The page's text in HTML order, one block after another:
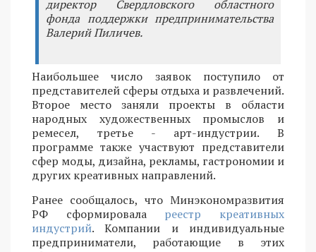
директор Свердловского областного
фонда поддержки предпринимательства
Валерий Пиличев.
Наибольшее число заявок поступило от
представителей сферы отдыха и развлечений.
Второе место заняли проекты в области
народных художественных промыслов и
ремесел, третье - арт-индустрии. В
программе также участвуют представители
сфер моды, дизайна, рекламы, гастрономии и
других креативных направлений.
Ранее сообщалось, что Минэкономразвития
РФ сформировала реестр креативных
индустрий. Компании и индивидуальные
предприниматели, работающие в этих